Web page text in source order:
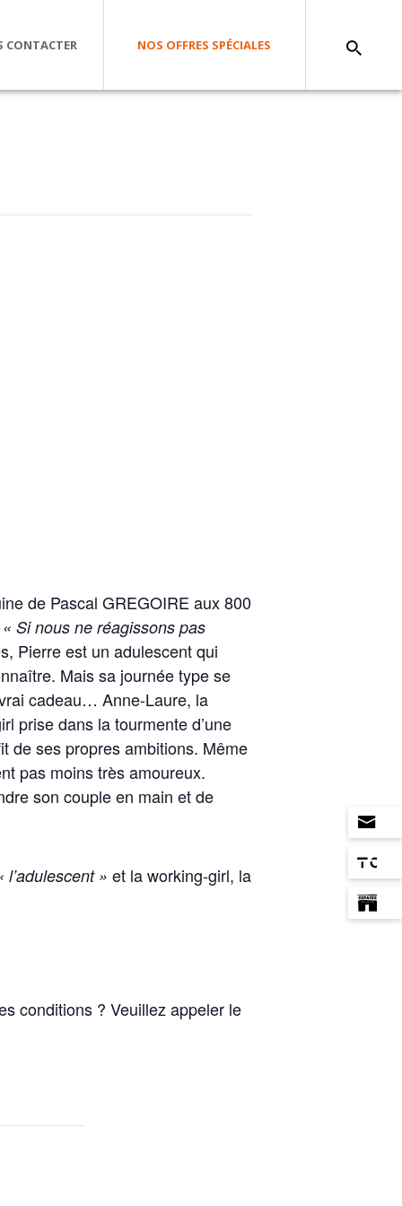
CONTACTER NOS OFFRES SPÉCIALES
de Pascal GREGOIRE aux 800
« Si nous ne réagissons pas
Pierre est un adulescent qui
Mais sa journée type se
cadeau… Anne-Laure, la
prise dans la tourmente d’une
de ses propres ambitions. Même
pas moins très amoureux.
son couple en main et de
l’adulescent » et la working-girl, la
conditions ? Veuillez appeler le